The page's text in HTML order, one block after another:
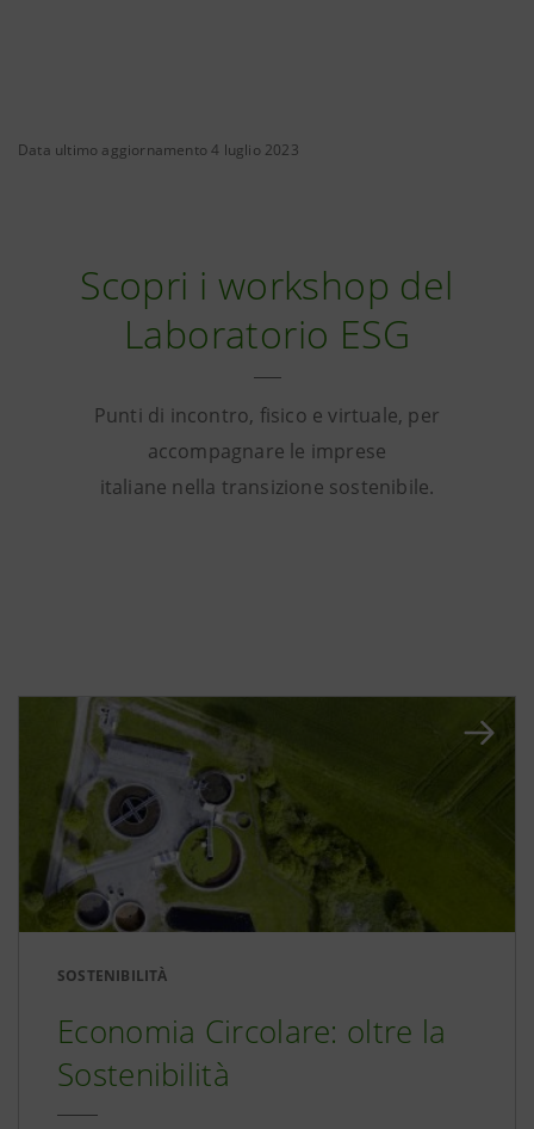
Data ultimo aggiornamento 4 luglio 2023
Scopri i workshop del
Laboratorio ESG
Punti di incontro, fisico e virtuale, per
accompagnare le imprese
italiane nella transizione sostenibile.
SOSTENIBILITÀ
Economia Circolare: oltre la
Sostenibilità